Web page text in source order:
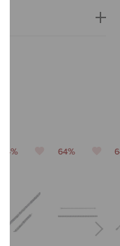
64% 64%